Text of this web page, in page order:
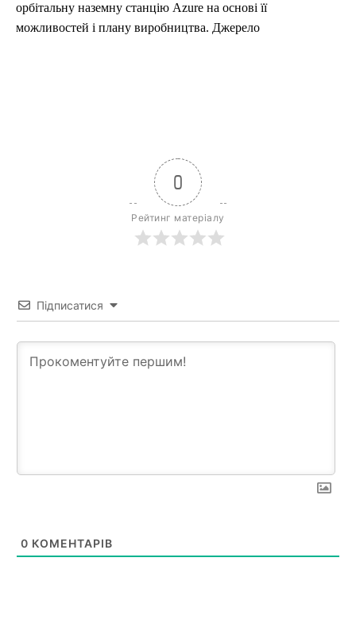
орбітальну наземну станцію Azure на основі її
можливостей і плану виробництва. Джерело
0
Рейтинг матеріалу
Підписатися
0 КОМЕНТАРІВ